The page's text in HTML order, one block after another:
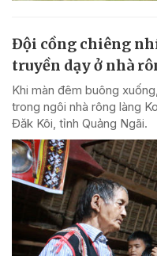
Đội cồng chiêng
truyền dạy ở nhà
Khi màn đêm buông
trong ngôi nhà rông làng
Đăk Kôi, tỉnh Quảng Ngãi.